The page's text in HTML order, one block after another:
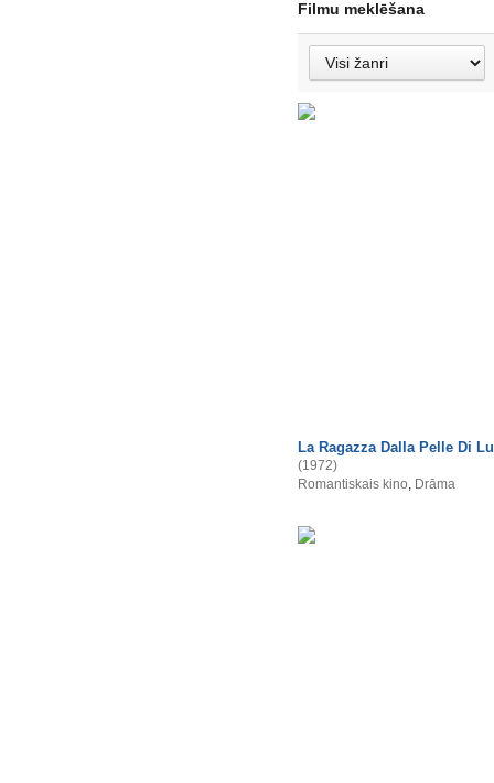
Filmu meklēšana
La Ragazza Dalla Pelle Di
(1972)
Romantiskais kino, Drāma